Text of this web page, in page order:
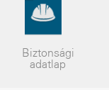
Biztonsági
adatlap